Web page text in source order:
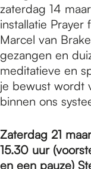
zaterdag 14
installatie
Marcel van
gezangen en
meditatieve en
je bewust wordt
binnen ons
Zaterdag 21
15.30 uur
en een pauze)